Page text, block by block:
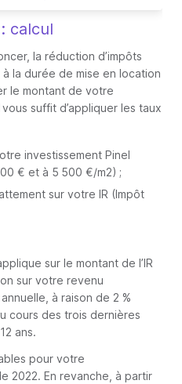
calcul
la réduction d’impôts
la durée de mise en location
le montant de votre
suffit d’appliquer les taux
investissement Pinel
€ et à 5 500 €/m2) ;
sur votre IR (Impôt
sur le montant de l’IR
sur votre revenu
à raison de 2 %
cours des trois dernières
ans.
pour votre
2022. En revanche, à partir